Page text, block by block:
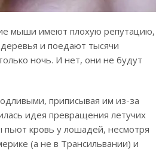
мыши имеют плохую репутацию,
и поедают тысячи
ночь. И нет, они не будут
приписывая им из-за
идея превращения летучих
кровь у лошадей, несмотря
(а не в Трансильвании) и